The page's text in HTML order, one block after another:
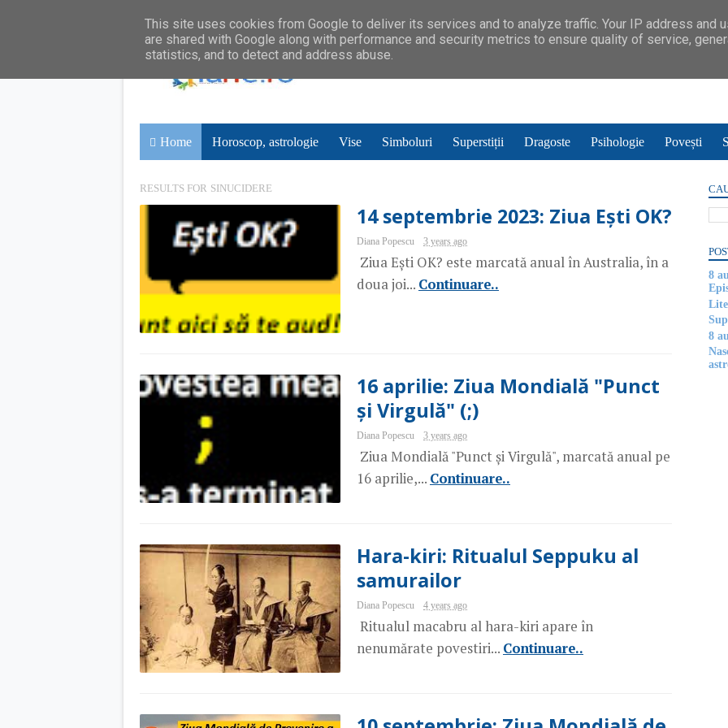
Home Horoscop, astrologie Vise Simboluri Superstiții Dragoste Psihologie Povești
RESULTS FOR SINUCIDERE
14 septembrie 2023: Ziua Ești OK?
Diana Popescu 3 years ago
Ziua Ești OK? este marcată anual în Australia, în a
doua joi... Continuare..
16 aprilie: Ziua Mondială "Punct
și Virgulă" (;)
Diana Popescu 3 years ago
Ziua Mondială "Punct și Virgulă", marcată anual pe
16 aprilie,... Continuare..
Hara-kiri: Ritualul Seppuku al
samurailor
Diana Popescu 4 years ago
Ritualul macabru al hara-kiri apare în
nenumărate povestiri... Continuare..
8
8
This site uses cookies from Google to deliver its services and to analyze traffic. Your IP address and
are shared with Google along with performance and security metrics to ensure quality of service,
statistics, and to detect and address abuse.